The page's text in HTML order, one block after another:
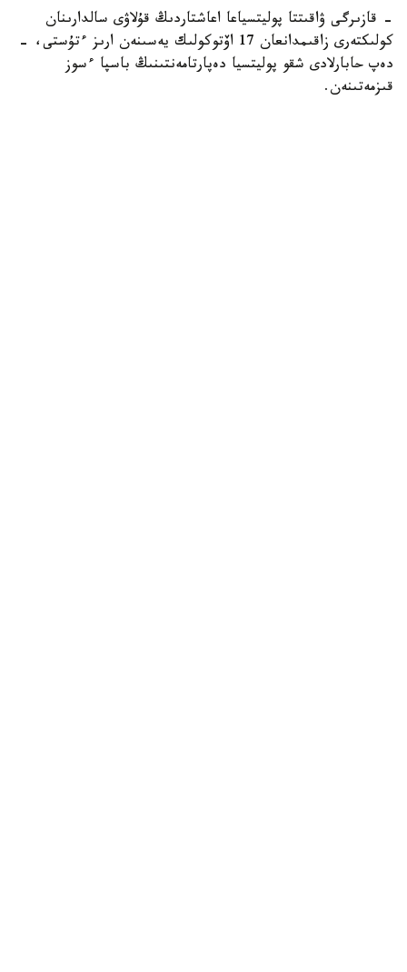
- قازىرگى ۋاقىتتا پوليتسياعا اعاشتاردىڭ قۇلاۋى سالدارىنان
كولىكتەرى زاقىمدانعان 17 اۆتوكولىك يەسىنەن ارىز ءتۇستى، -
دەپ حابارلادى شقو پوليتسيا دەپارتامەنتىنىڭ باسپا ءسوز
قىزمەتىنەن.